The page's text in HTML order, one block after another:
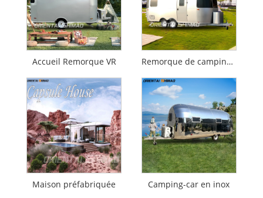
Accueil Remorque VR Remorque de camping-car
Maison préfabriquée Camping-car en inox